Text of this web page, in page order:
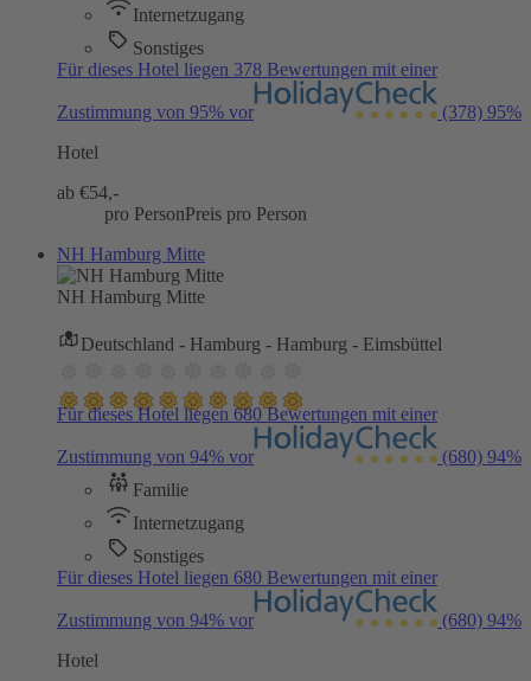
Internetzugang
Sonstiges
Für dieses Hotel liegen 378 Bewertungen mit einer
Zustimmung von 95% vor (378) 95%
Hotel
ab €54,-
pro PersonPreis pro Person
NH Hamburg Mitte
NH Hamburg Mitte
Deutschland - Hamburg - Hamburg - Eimsbüttel
Für dieses Hotel liegen 680 Bewertungen mit einer
Zustimmung von 94% vor (680) 94%
Familie
Internetzugang
Sonstiges
Für dieses Hotel liegen 680 Bewertungen mit einer
Zustimmung von 94% vor (680) 94%
Hotel